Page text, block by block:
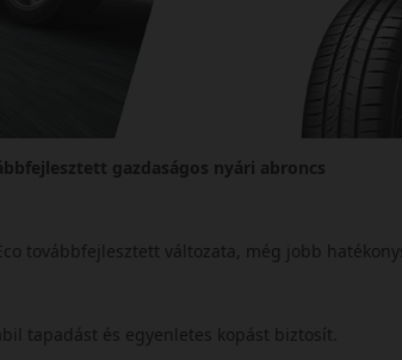
gazdaságos nyári abroncs
továbbfejlesztett változata, még jobb
tapadást és egyenletes kopást biztosít.